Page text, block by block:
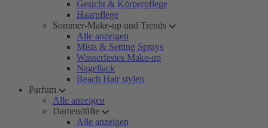
Gesicht & Körperpflege
Haarpflege
Sommer-Make-up und Trends
Alle anzeigen
Mists & Setting Sprays
Wasserfestes Make-up
Nagellack
Beach Hair stylen
Parfum
Alle anzeigen
Damendüfte
Alle anzeigen